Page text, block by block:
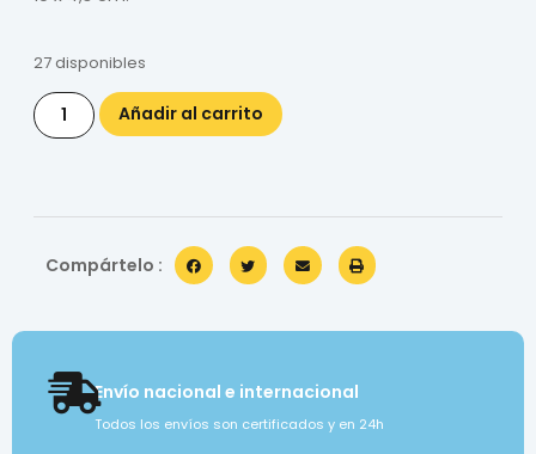
27 disponibles
Añadir al carrito
Compártelo :
Envío nacional e internacional
Todos los envíos son certificados y en 24h